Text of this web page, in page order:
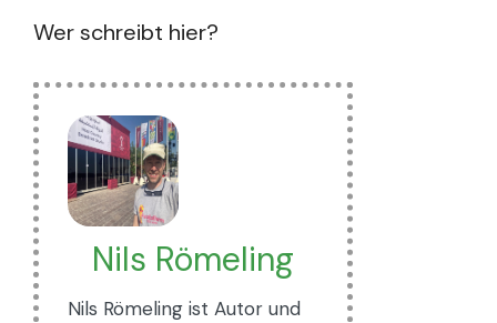
Wer schreibt hier?
Nils Römeling
Nils Römeling ist Autor und